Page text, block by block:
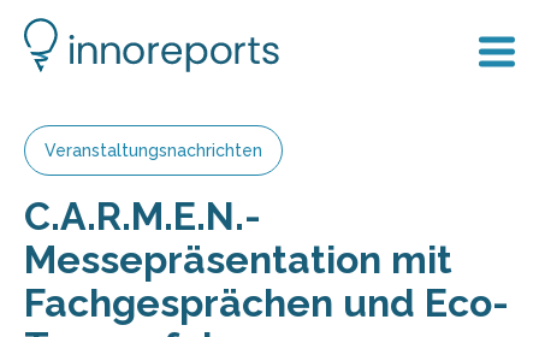
Veranstaltungsnachrichten
C.A.R.M.E.N.-
Messepräsentation mit
Fachgesprächen und Eco-